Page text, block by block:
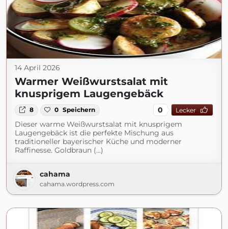
14 April 2026
Warmer Weißwurstsalat mit
knusprigem Laugengebäck
8 0 Speichern 0 Lecker
Dieser warme Weißwurstsalat mit knusprigem
Laugengebäck ist die perfekte Mischung aus
traditioneller bayerischer Küche und moderner
Raffinesse. Goldbraun (...)
cahama
cahama.wordpress.com